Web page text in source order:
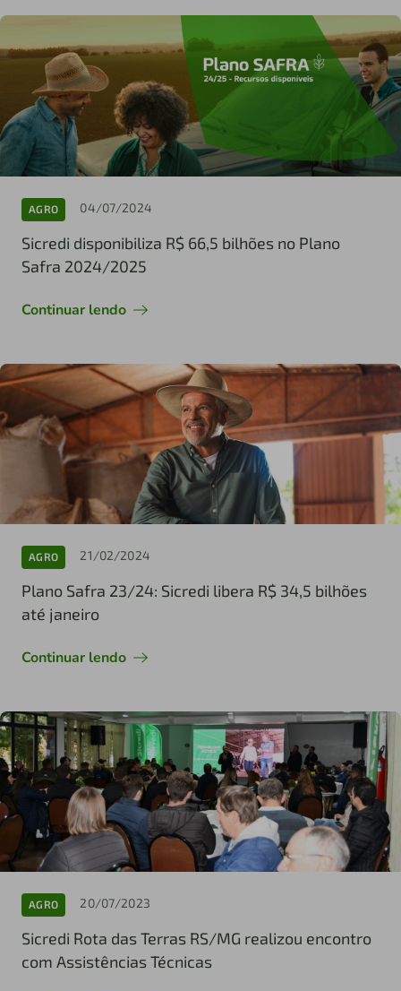
AGRO 04/07/2024
Sicredi disponibiliza R$ 66,5 bilhões no Plano
Safra 2024/2025
Continuar lendo
AGRO 21/02/2024
Plano Safra 23/24: Sicredi libera R$ 34,5 bilhões
até janeiro
Continuar lendo
AGRO 20/07/2023
Sicredi Rota das Terras RS/MG realizou encontro
com Assistências Técnicas